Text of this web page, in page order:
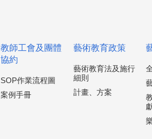
教師工會及團體
協約
SOP作業流程圖
案例手冊
藝術教育政策
藝術教育法及施行
細則
計畫、方案